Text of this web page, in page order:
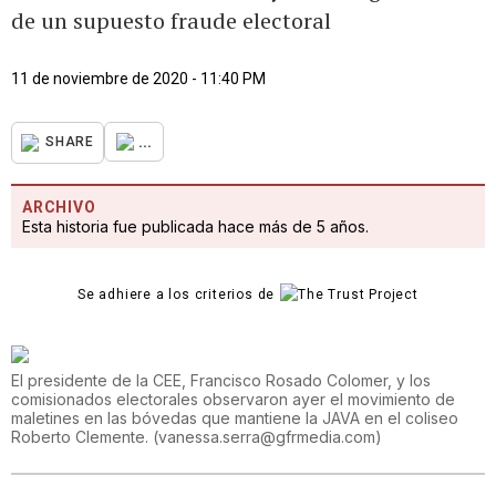
de un supuesto fraude electoral
11 de noviembre de 2020 - 11:40 PM
SHARE ...
ARCHIVO
Esta historia fue publicada hace más de 5 años.
Se adhiere a los criterios de
El presidente de la CEE, Francisco Rosado Colomer, y los
comisionados electorales observaron ayer el movimiento de
maletines en las bóvedas que mantiene la JAVA en el coliseo
Roberto Clemente. (vanessa.serra@gfrmedia.com)